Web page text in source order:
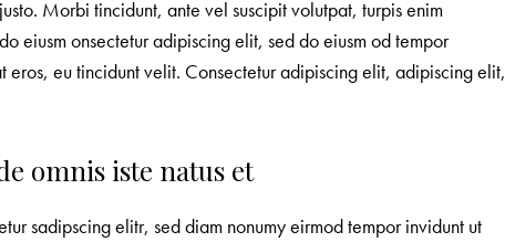
Morbi tincidunt, ante vel suscipit volutpat, turpis enim
eiusm onsectetur adipiscing elit, sed do eiusm od tempor
eu tincidunt velit. Consectetur adipiscing elit, adipiscing elit,
omnis iste natus et
sadipscing elitr, sed diam nonumy eirmod tempor invidunt ut